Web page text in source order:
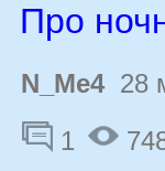
Про
N_Me428
1